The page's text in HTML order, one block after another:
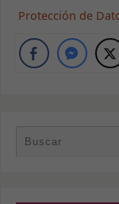
Protección de